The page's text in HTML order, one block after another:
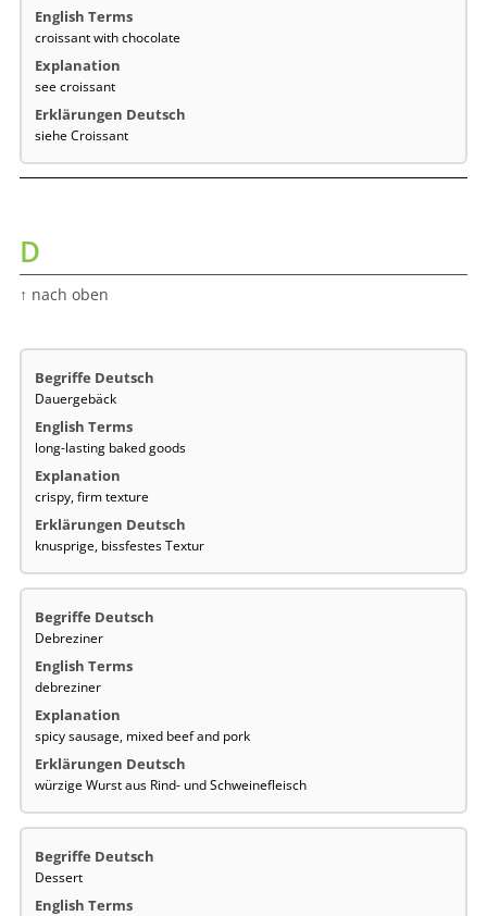
croissant with chocolate
see croissant
siehe Croissant
D
↑ nach oben
Dauergebäck
long-lasting baked goods
crispy, firm texture
knusprige, bissfestes Textur
Debreziner
debreziner
spicy sausage, mixed beef and pork
würzige Wurst aus Rind- und Schweinefleisch
Dessert